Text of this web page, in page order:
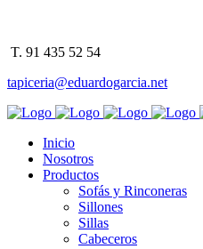
T. 91 435 52 54
tapiceria@eduardogarcia.net
Inicio
Nosotros
Productos
Sofás y Rinconeras
Sillones
Sillas
Cabeceros